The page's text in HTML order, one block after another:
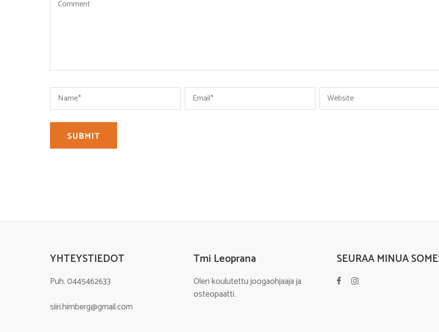
YHTEYSTIEDOT
Puh. 0445462633
siiri.himberg@gmail.com
Tmi Leoprana
Olen koulutettu joogaohjaaja ja
osteopaatti.
SEURAA MINUA